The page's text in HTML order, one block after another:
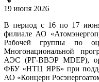
19 июня 2026
В период с 16 по 17 июня
филиале АО
Рабочей группы по
Многонациональной
АЭС (РГ-ВВЭР MDEP),
ФБУ «НТЦ ЯРБ» при
АО «Концерн